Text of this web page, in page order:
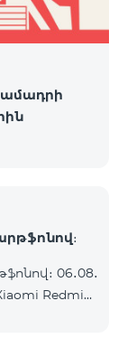
06․08․
Redmi